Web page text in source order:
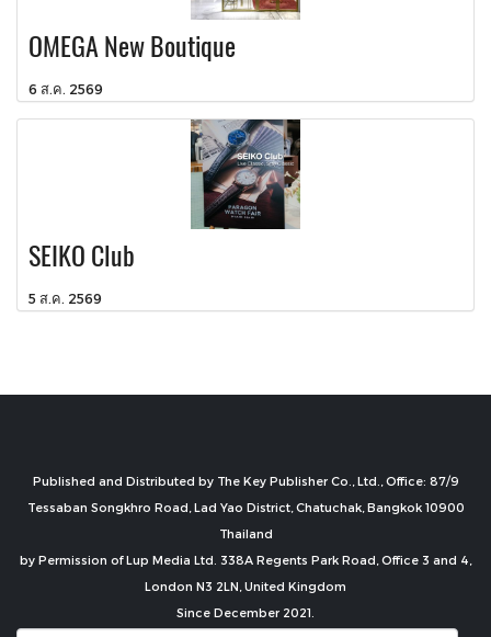
OMEGA New Boutique
6 ส.ค. 2569
SEIKO Club
5 ส.ค. 2569
Published and Distributed by The Key Publisher Co., Ltd., Office: 87/9
Tessaban Songkhro Road, Lad Yao District, Chatuchak, Bangkok 10900
Thailand
by Permission of Lup Media Ltd. 338A Regents Park Road, Office 3 and 4,
London N3 2LN, United Kingdom
Since December 2021.